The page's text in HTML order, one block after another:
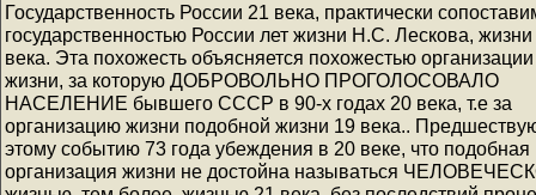
Государственность России 21 века, практически
государственностью России лет жизни Н.С. Лескова,
века. Эта похожесть объясняется похожестью организации
жизни, за которую ДОБРОВОЛЬНО ПРОГОЛОСОВАЛО
НАСЕЛЕНИЕ бывшего СССР в 90-х годах 20 века, т.е за
организацию жизни подобной жизни 19 века..
этому событию 73 года убеждения в 20 веке, что подобная
организация жизни не достойна называться